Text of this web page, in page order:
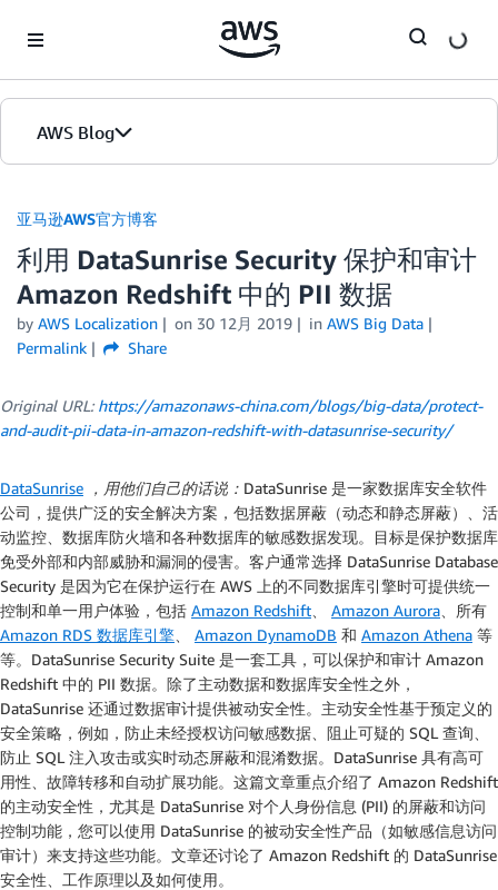
AWS Blog
首页
版本
亚马逊AWS官方博客
利用 DataSunrise Security 保护和审计
Amazon Redshift 中的 PII 数据
by AWS Localization on 30 12月 2019 in AWS Big Data
Permalink
Share
Original URL:https://amazonaws-china.com/blogs/big-data/protect-
and-audit-pii-data-in-amazon-redshift-with-datasunrise-security/
DataSunrise ，用他们自己的话说： DataSunrise 是一家数据库安全软件
公司，提供广泛的安全解决方案，包括数据屏蔽（动态和静态屏蔽）、活
动监控、数据库防火墙和各种数据库的敏感数据发现。目标是保护数据库
免受外部和内部威胁和漏洞的侵害。客户通常选择 DataSunrise Database
Security 是因为它在保护运行在 AWS 上的不同数据库引擎时可提供统一
控制和单一用户体验，包括 Amazon Redshift Amazon Aurora 、所有
Amazon RDS 数据库引擎
Amazon DynamoDB 和 Amazon Athena 等
等。DataSunrise Security Suite 是一套工具，可以保护和审计 Amazon
Redshift 中的 PII 数据。除了主动数据和数据库安全性之外，
DataSunrise 还通过数据审计提供被动安全性。主动安全性基于预定义的
安全策略，例如，防止未经授权访问敏感数据、阻止可疑的 SQL 查询、
防止 SQL 注入攻击或实时动态屏蔽和混淆数据。DataSunrise 具有高可
用性、故障转移和自动扩展功能。这篇文章重点介绍了 Amazon Redshift
的主动安全性，尤其是 DataSunrise 对个人身份信息 (PII) 的屏蔽和访问
控制功能，您可以使用 DataSunrise 的被动安全性产品（如敏感信息访问
审计）来支持这些功能。文章还讨论了 Amazon Redshift 的 DataSunrise
安全性、工作原理以及如何使用。